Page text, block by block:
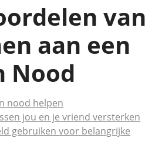
van
aan een
Nood
nood helpen
jou en je vriend versterken
gebruiken voor belangrijke